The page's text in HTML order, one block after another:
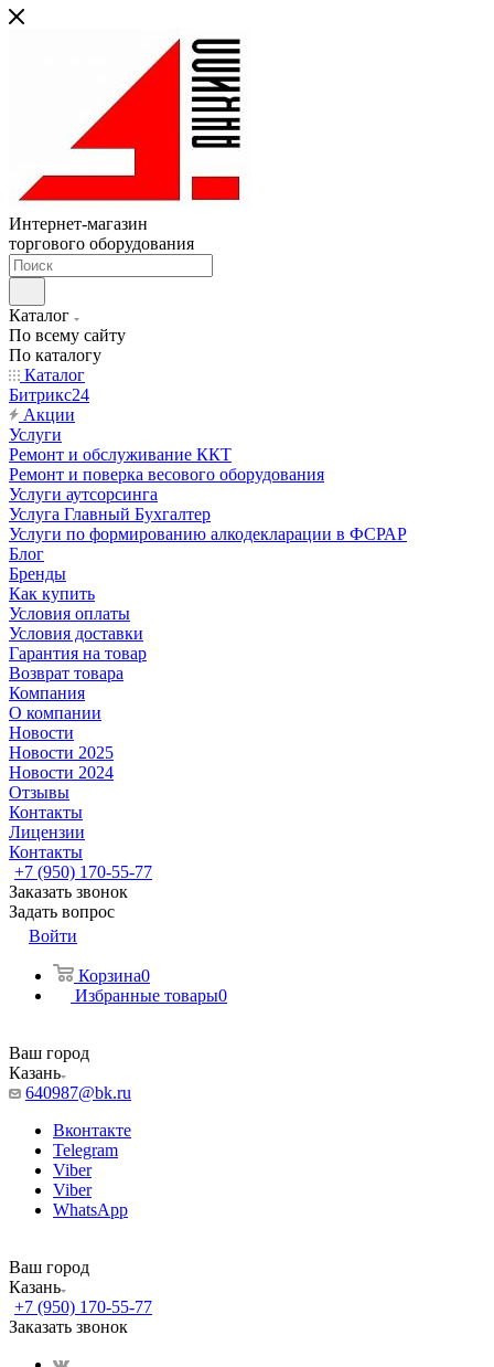
Интернет-магазин
торгового оборудования
Каталог
По всему сайту
По каталогу
Каталог
Битрикс24
Акции
Услуги
Ремонт и обслуживание ККТ
Ремонт и поверка весового оборудования
Услуги аутсорсинга
Услуга Главный Бухгалтер
Услуги по формированию алкодекларации в ФСРАР
Блог
Бренды
Как купить
Условия оплаты
Условия доставки
Гарантия на товар
Возврат товара
Компания
О компании
Новости
Новости 2025
Новости 2024
Отзывы
Контакты
Лицензии
Контакты
+7 (950) 170-55-77
Заказать звонок
Задать вопрос
Войти
Корзина0
Избранные товары0
Ваш город
Казань
640987@bk.ru
Вконтакте
Telegram
Viber
Viber
WhatsApp
Ваш город
Казань
+7 (950) 170-55-77
Заказать звонок